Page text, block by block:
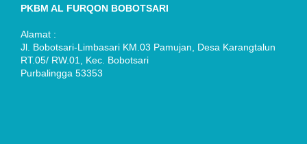
PKBM AL FURQON BOBOTSARI
Alamat :
Jl. Bobotsari-Limbasari KM.03 Pamujan, Desa Karangtalun
RT.05/ RW.01, Kec. Bobotsari
Purbalingga 53353